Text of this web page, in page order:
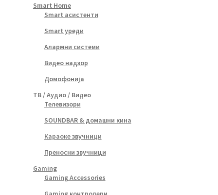
Smart Home
Smart асистенти
Smart уреди
Алармни системи
Видео надзор
Домофонија
ТВ / Аудио / Видео
Телевизори
SOUNDBAR & домашни кина
Караоке звучници
Преносни звучници
Gaming
Gaming Accessories